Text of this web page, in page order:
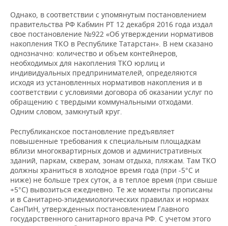
Однако, в соответствии с упомянутым постановлением
правительства РФ Кабмин РТ 12 декабря 2016 года издал
свое постановление №922 «Об утверждении нормативов
накопления ТКО в Республике Татарстан». В нем сказано
однозначно: количество и объем контейнеров,
необходимых для накопления ТКО юрлиц и
индивидуальных предпринимателей, определяются
исходя из установленных нормативов накопления и в
соответствии с условиями договора об оказании услуг по
обращению с твердыми коммунальными отходами.
Одним словом, замкнутый круг.
Республиканское постановление предъявляет
повышенные требования к специальным площадкам
вблизи многоквартирных домов и административных
зданий, паркам, скверам, зонам отдыха, пляжам. Там ТКО
должны храниться в холодное время года (при -5°С и
ниже) не больше трех суток, а в теплое время (при свыше
+5°С) вывозиться ежедневно. Те же моменты прописаны
и в Санитарно-эпидемиологических правилах и нормах
СанПиН, утвержденных постановлением Главного
государственного санитарного врача РФ. С учетом этого